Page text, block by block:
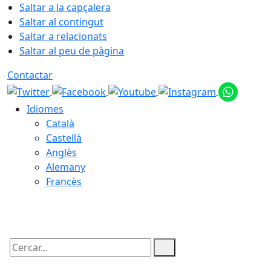
Saltar a la capçalera
Saltar al contingut
Saltar a relacionats
Saltar al peu de pàgina
Contactar
Idiomes
Català
Castellà
Anglès
Alemany
Francès
Cercar: